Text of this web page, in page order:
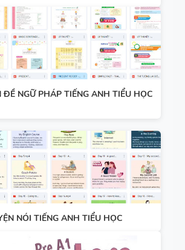
ĐỀ NGỮ PHÁP TIẾNG ANH TIỂU HỌC
NÓI TIẾNG ANH TIỂU HỌC